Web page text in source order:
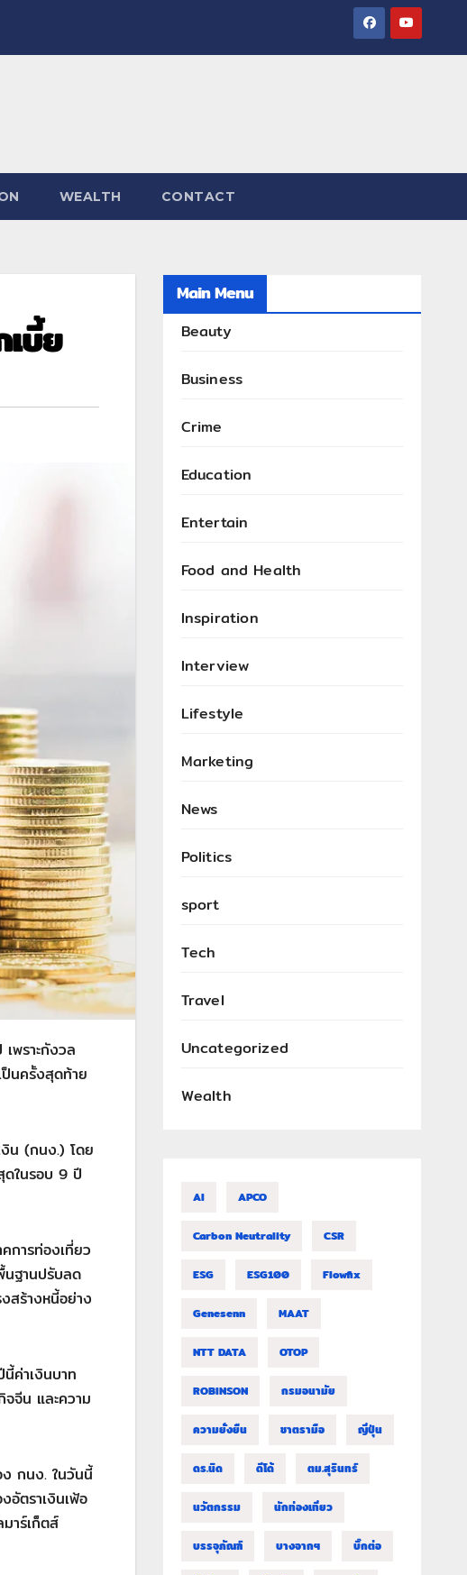
WEALTH CONTACT
บี้ย
พราะกังวล
ป็นครั้งสุดท้าย
น (กนง.) โดย
ดในรอบ 9 ปี
การท่องเที่ยว
นฐานปรับลด
สร้างหนี้อย่าง
ค่าเงินบาท
จีน และความ
ง กนง. ในวันนี้
อัตราเงินเฟ้อ
าร์เก็ตส์
Main Menu
Beauty
Business
Crime
Education
Entertain
Food and Health
Inspiration
Interview
Lifestyle
Marketing
News
Politics
sport
Tech
Travel
Uncategorized
Wealth
AI APCO
Carbon Neutrality CSR
ESG ESG100 Flowfix
Genesenn MAAT
NTT DATA OTOP
ROBINSON กรมอนามัย
ความยั่งยืน ชาตรามือ ญี่ปุ่น
ดร.นิด ดีโด้ ตม.สุรินทร์
นวัตกรรม นักท่องเที่ยว
บรรจุภัณฑ์ บางจากฯ บิ๊กต่อ